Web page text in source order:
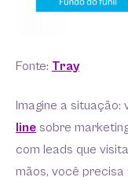
Fonte: Tray
Imagine a situação:
line sobre
com leads que
mãos, você